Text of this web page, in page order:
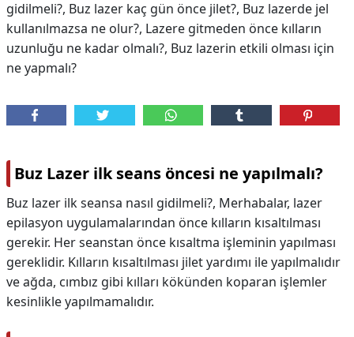
gidilmeli?, Buz lazer kaç gün önce jilet?, Buz lazerde jel
kullanılmazsa ne olur?, Lazere gitmeden önce kılların
uzunluğu ne kadar olmalı?, Buz lazerin etkili olması için
ne yapmalı?
Buz Lazer ilk seans öncesi ne yapılmalı?
Buz lazer ilk seansa nasıl gidilmeli?, Merhabalar, lazer
epilasyon uygulamalarından önce kılların kısaltılması
gerekir. Her seanstan önce kısaltma işleminin yapılması
gereklidir. Kılların kısaltılması jilet yardımı ile yapılmalıdır
ve ağda, cımbız gibi kılları kökünden koparan işlemler
kesinlikle yapılmamalıdır.